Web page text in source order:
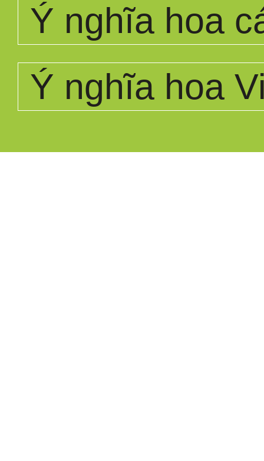
Ý nghĩa hoa
Ý nghĩa hoa